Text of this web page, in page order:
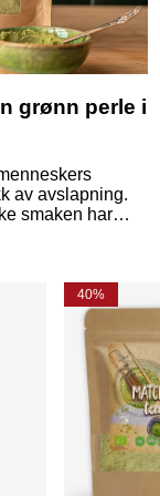
grønn perle i
av avslapning.
smaken har
egentlig
40%